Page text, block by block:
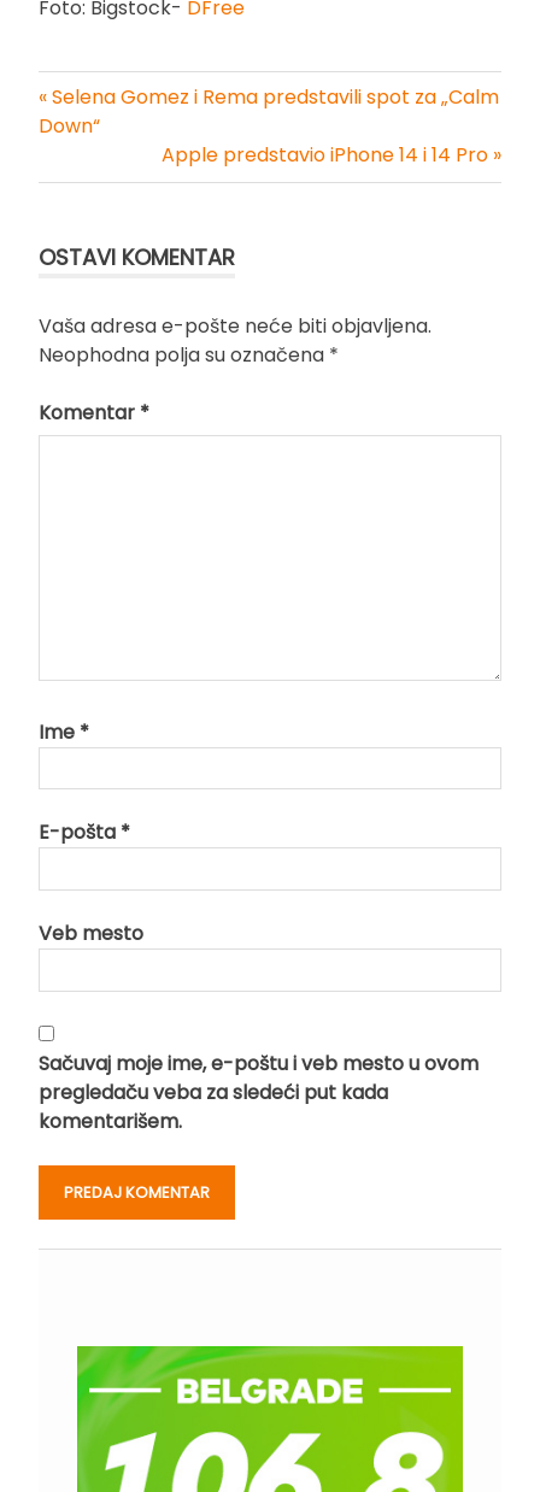
Foto: Bigstock- DFree
Kretanje
članka
« Selena Gomez i Rema predstavili spot za „Calm
Down“
Apple predstavio iPhone 14 i 14 Pro »
OSTAVI KOMENTAR
Vaša adresa e-pošte neće biti objavljena.
Neophodna polja su označena *
Komentar *
Ime *
E-pošta *
Veb mesto
Sačuvaj moje ime, e-poštu i veb mesto u ovom
pregledaču veba za sledeći put kada
komentarišem.